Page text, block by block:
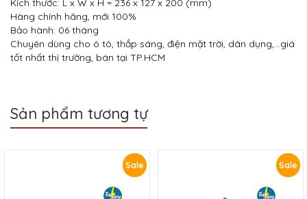
Kích thước: L x W x H = 236 x 127 x 200 (mm)
Hàng chính hãng, mới 100%
Bảo hành: 06 tháng
Chuyên dùng cho ô tô, thắp sáng, điện mặt trời, dân dụng,…giá
tốt nhất thị trường, bán tại TP.HCM
Sản phẩm tương tự
Sale Sale